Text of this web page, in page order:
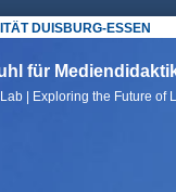
DUISBURG-ESSEN
für
| Exploring the Future of